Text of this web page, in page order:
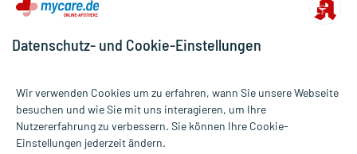
Alle Preise gelten inkl. MwSt., ggf. zzgl. Versandkosten
Informationen auf dieser Website werden ausschließlich für
Datenschutz- und Cookie-Einstellungen
Wir verwenden Cookies um zu erfahren, wann Sie unsere Webseite
besuchen und wie Sie mit uns interagieren, um Ihre
Nutzererfahrung zu verbessern. Sie können Ihre Cookie-
Einstellungen jederzeit ändern.